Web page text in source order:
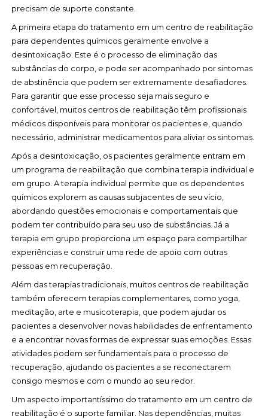
precisam de suporte constante.
A primeira etapa do tratamento em um centro de reabilitação
para dependentes químicos geralmente envolve a
desintoxicação. Este é o processo de eliminação das
substâncias do corpo, e pode ser acompanhado por sintomas
de abstinência que podem ser extremamente desafiadores.
Para garantir que esse processo seja mais seguro e
confortável, muitos centros de reabilitação têm profissionais
médicos disponíveis para monitorar os pacientes e, quando
necessário, administrar medicamentos para aliviar os sintomas.
Após a desintoxicação, os pacientes geralmente entram em
um programa de reabilitação que combina terapia individual e
em grupo. A terapia individual permite que os dependentes
químicos explorem as causas subjacentes de seu vício,
abordando questões emocionais e comportamentais que
podem ter contribuído para seu uso de substâncias. Já a
terapia em grupo proporciona um espaço para compartilhar
experiências e construir uma rede de apoio com outras
pessoas em recuperação.
Além das terapias tradicionais, muitos centros de reabilitação
também oferecem terapias complementares, como yoga,
meditação, arte e musicoterapia, que podem ajudar os
pacientes a desenvolver novas habilidades de enfrentamento
e a encontrar novas formas de expressar suas emoções. Essas
atividades podem ser fundamentais para o processo de
recuperação, ajudando os pacientes a se reconectarem
consigo mesmos e com o mundo ao seu redor.
Um aspecto importantíssimo do tratamento em um centro de
reabilitação é o suporte familiar. Nas dependências, muitas